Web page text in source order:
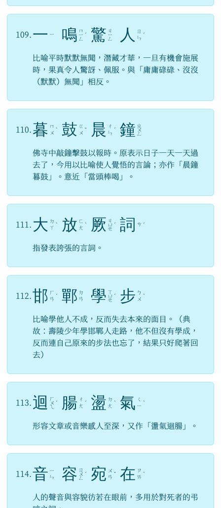
109. 一 ㄧ 鳴 ㄇ
ㄧ
ㄥ
ˊ 驚 ㄐ
ㄧ
ㄥ 人
ㄖ
ㄣ ˊ
比喻平時默默無聞，潛藏才華，一旦有機會施展
時，果真令人驚訝、佩服。與「庸庸碌碌、沒沒
（默默）無聞」相反。
110. 暮 ㄇ
ㄨ ˋ 鼓 ㄍ
ㄨ ˇ 晨
ㄔ
ㄣ ˊ 鐘 ㄓ
ㄨ
ㄥ
佛寺中敲鐘擊鼓以報時。原表示日子一天一天過
去了，今用以比喻使人覺悟的言論；亦作「晨鐘
暮鼓」。意近「當頭棒喝」。
111. 大 ㄉ
ㄚ ˋ 放 ㄈ
ㄤ ˋ 厥 ㄐ
ㄩ
ㄝ
ˊ 詞 ㄘ ˊ
指發表誇張的言詞。
112. 邯 ㄏ
ㄢ ˊ 鄲 ㄉ
ㄢ
學 ㄒ
ㄩ
ㄝ
ˊ 步 ㄅ
ㄨ ˋ
比喻學他人不成，反而失去本來的面目。（典
故：壽陵少年學邯鄲人走路，他不但沒有學成，
反而連自己原來的步法也忘了，結果只好爬著回
去）
113. 迴 ㄏ
ㄨ
ㄟ
ˊ 腸 ㄔ
ㄤ ˊ 盪 ㄉ
ㄤ ˋ 氣 ㄑ
ㄧ ˋ
形容文章或音樂感人至深，又作「盪氣迴腸」。
114. 音 ㄧ
ㄣ
容 ㄖ
ㄨ
ㄥ
ˊ 宛 ㄨ
ㄢ ˇ 在 ㄗ
ㄞ ˋ
人的聲音與容貌彷若在眼前，多用於對死者的弔